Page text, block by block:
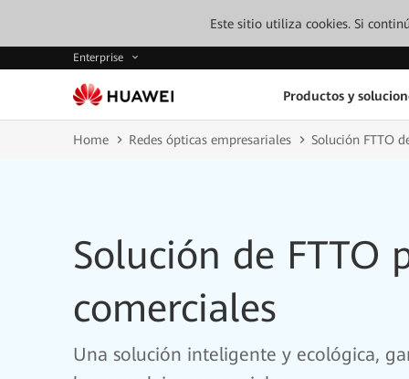
Este sitio utiliza cookies. Si
Enterprise
Productos y
Home Redes ópticas empresariales Solución FTTO
Solución de FTTO
comerciales
Una solución inteligente y ecológica,